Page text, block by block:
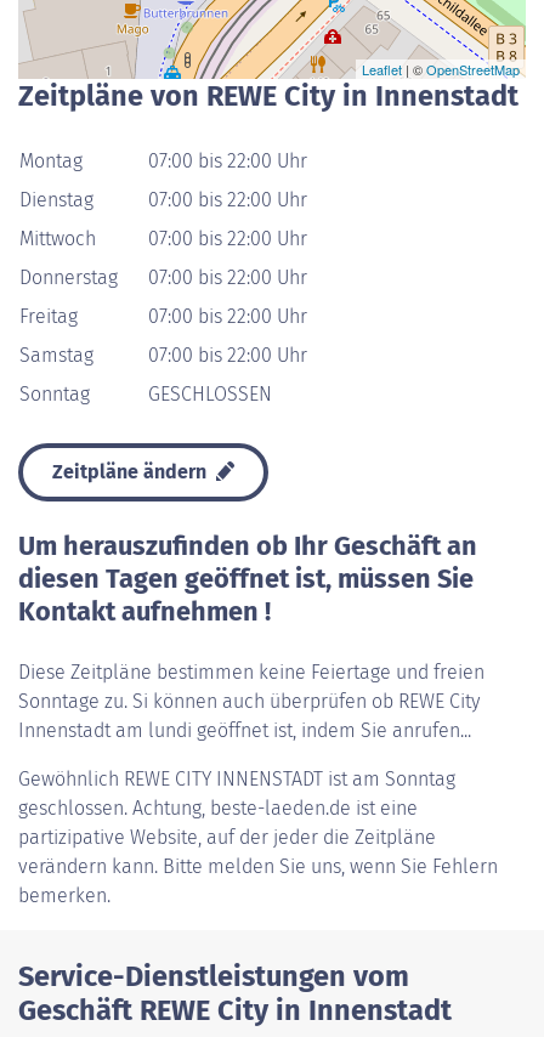
Leaflet | ©OpenStreetMap
Zeitpläne von REWE City in Innenstadt
Montag
07:00 bis 22:00 Uhr
Dienstag
07:00 bis 22:00 Uhr
Mittwoch
07:00 bis 22:00 Uhr
Donnerstag
07:00 bis 22:00 Uhr
Freitag
07:00 bis 22:00 Uhr
Samstag
07:00 bis 22:00 Uhr
Sonntag
GESCHLOSSEN
Zeitpläne ändern
Um herauszufinden ob Ihr Geschäft an
diesen Tagen geöffnet ist, müssen Sie
Kontakt aufnehmen !
Diese Zeitpläne bestimmen keine Feiertage und freien
Sonntage zu. Si können auch überprüfen ob REWE City
Innenstadt am lundi geöffnet ist, indem Sie anrufen...
Gewöhnlich REWE CITY INNENSTADT ist am Sonntag
geschlossen. Achtung, beste-laeden.de ist eine
partizipative Website, auf der jeder die Zeitpläne
verändern kann. Bitte melden Sie uns, wenn Sie Fehlern
bemerken.
Service-Dienstleistungen vom
Geschäft REWE City in Innenstadt